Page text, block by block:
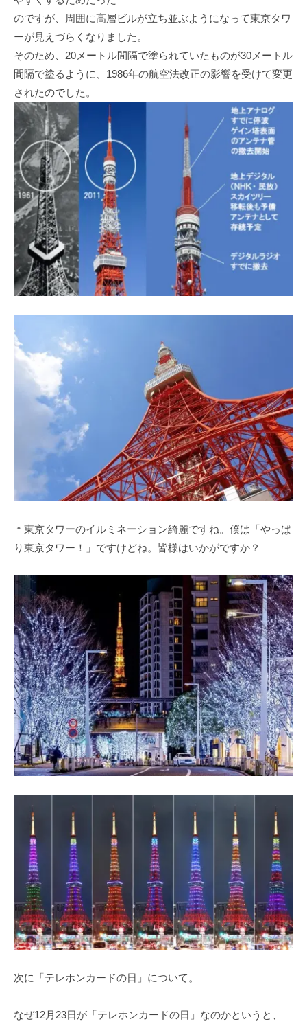
のですが、周囲に高層ビルが立ち並ぶようになって東京タワ
ーが見えづらくなりました。
そのため、20メートル間隔で塗られていたものが30メートル
間隔で塗るように、1986年の航空法改正の影響を受けて変更
されたのでした。
＊東京タワーのイルミネーション綺麗ですね。僕は「やっぱ
り東京タワー！」ですけどね。皆様はいかがですか？
次に「テレホンカードの日」について。
なぜ12月23日が「テレホンカードの日」なのかというと、